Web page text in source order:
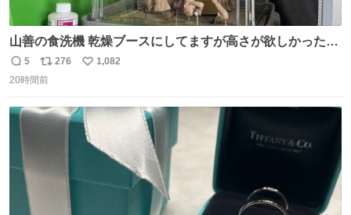
山善の食洗機 乾燥ブースにしてますが高さが欲しかったの
でコレクションケースを置くだけのツルセコ改造 扉が手前
に開き天井の温度もしっかり上がるのでかなり使いやすく
返
信
5
リ
ポ
ト
276
い
数
1,082
20時間前